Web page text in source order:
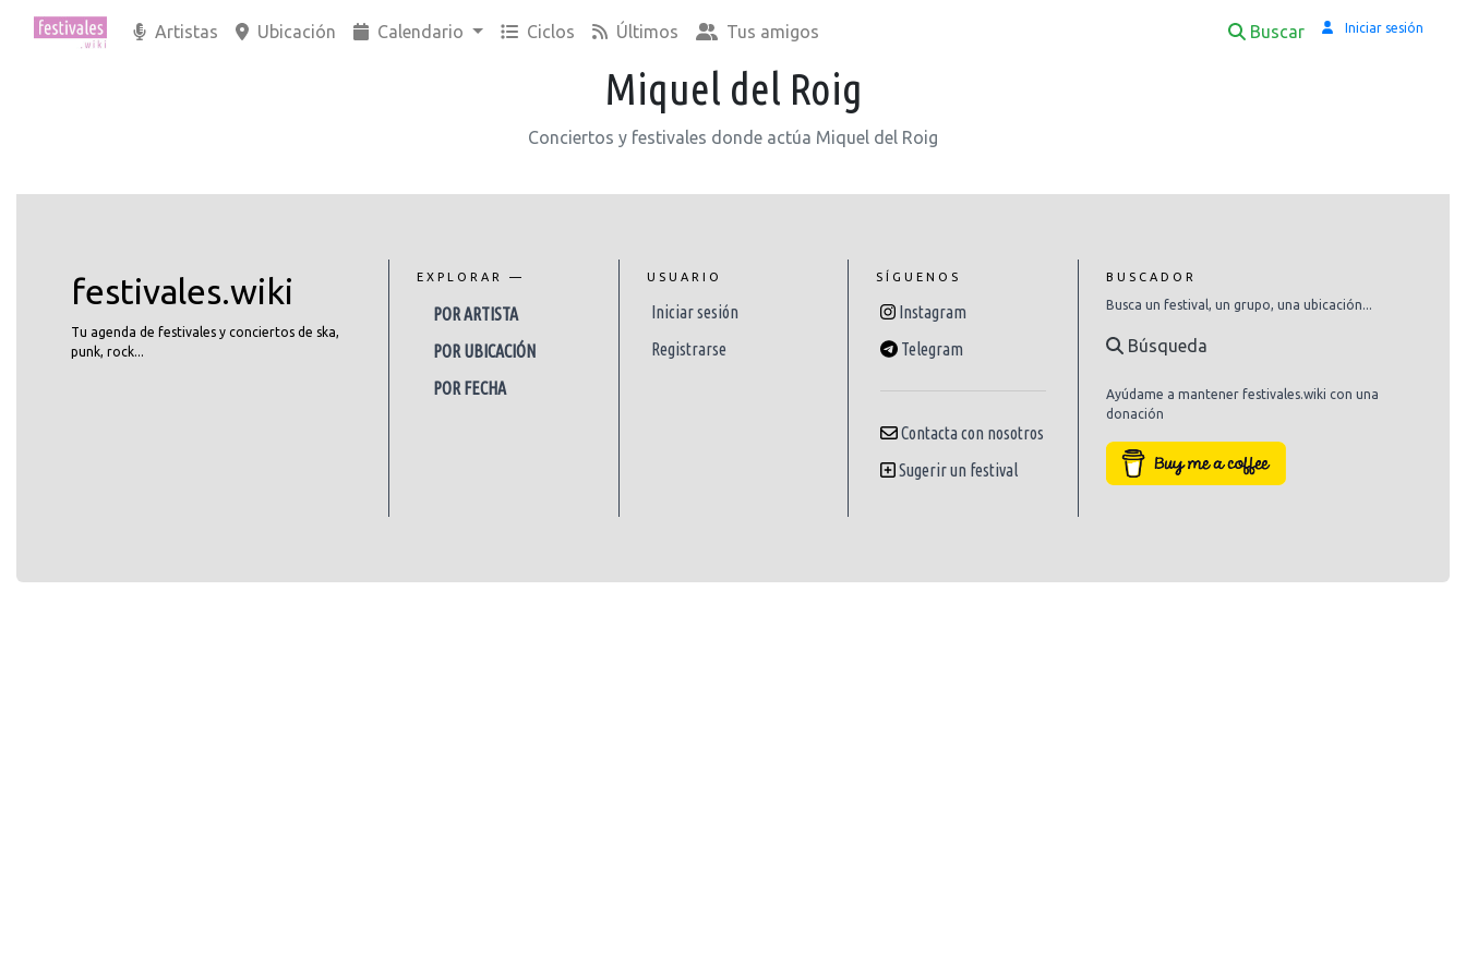
Artistas Ubicación Calendario Ciclos Últimos Tus amigos Buscar Iniciar sesión
Miquel del Roig
Conciertos y festivales donde actúa Miquel del Roig
festivales.wiki
Tu agenda de festivales y conciertos de ska,
punk, rock...
EXPLORAR —
POR ARTISTA
POR UBICACIÓN
POR FECHA
USUARIO
Iniciar sesión
Registrarse
SÍGUENOS
Instagram
Telegram
Contacta con nosotros
Sugerir un festival
BUSCADOR
Busca un festival, un grupo, una ubicación...
Búsqueda
Ayúdame a mantener festivales.wiki con una
donación